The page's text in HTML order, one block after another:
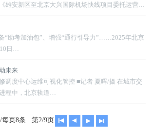
雄安新区至北京大兴国际机场快线项目委托运营…
“助考加油包”、增强“通行引导力”……2025年北京
日…
未来
维可视化管控 ■记者 夏晖/摄 在城市交
程中，北京轨道…
每页8条 第2/9页